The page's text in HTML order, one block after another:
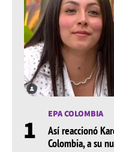
1 EPA COLOMBIA
Así reaccionó
Colombia, a su